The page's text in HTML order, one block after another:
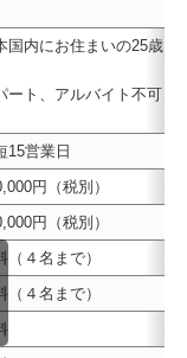
国内にお住まいの25歳
ート、アルバイト不可
15営業日
円（税別）
円（税別）
（４名まで）
（４名まで）